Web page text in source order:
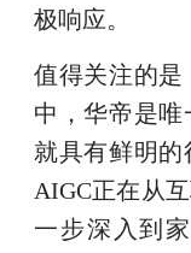
极响应。
值得关注的是
中，华帝是
就具有鲜明的
AIGC正在从
一步深入到